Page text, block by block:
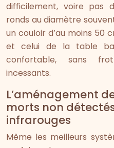
difficilement, voire pas
ronds au diamètre
un couloir d’au moins 50
et celui de la table
confortable, sans
incessants.
L’aménagement
morts non
infrarouges
Même les meilleurs